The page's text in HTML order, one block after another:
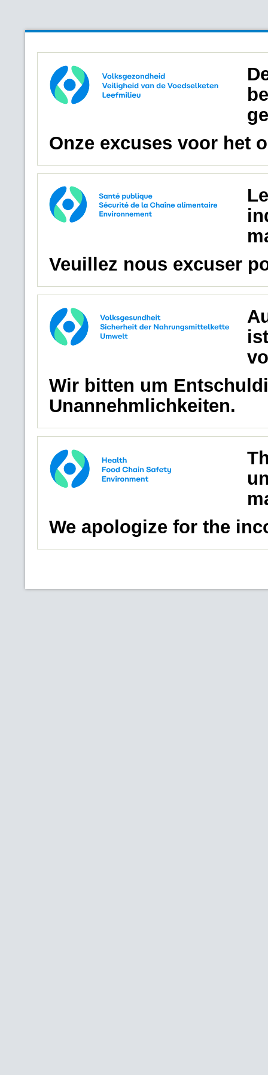
Onze excuses voor het
Veuillez nous excuser
Wir bitten um
Unannehmlichkeiten.
We apologize for the